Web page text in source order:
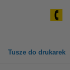
Tusze do drukarek